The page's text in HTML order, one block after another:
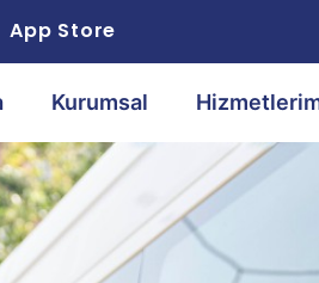
App Store
Kurumsal